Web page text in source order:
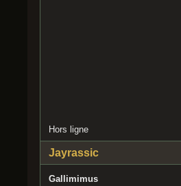
Hors ligne
Jayrassic
Gallimimus